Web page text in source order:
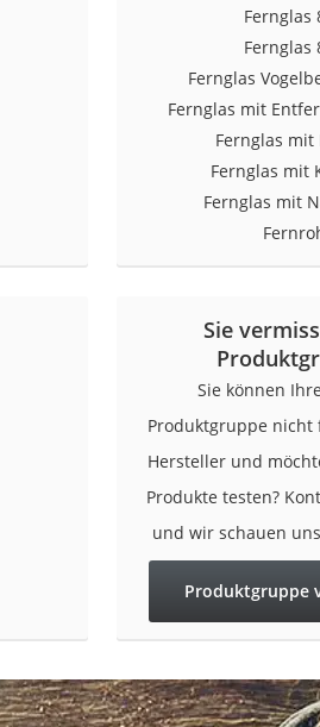
Wanderschuhe Herren
Sicherheitsweste Reiten
Fernglas
Fernglas
Fernglas
Fernglas mit
Fernglas mit
Fernglas mit
Fernglas mit
Sie
Sie können
Produktgruppe nicht
Hersteller und
Produkte testen?
und wir schauen
Produktgruppe